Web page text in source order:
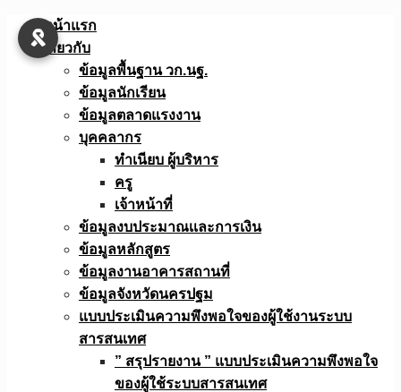
Skip
หน้าแรก
เกี่ยวกับ
ข้อมูลพื้นฐาน วก.นฐ.
ข้อมูลนักเรียน
ข้อมูลตลาดแรงงาน
บุคคลากร
ทำเนียบ ผู้บริหาร
ครู
เจ้าหน้าที่
ข้อมูลงบประมาณเเละการเงิน
ข้อมูลหลักสูตร
ข้อมูลงานอาคารสถานที่
ข้อมูลจังหวัดนครปฐม
แบบประเมินความพึงพอใจของผู้ใช้งานระบบ
สารสนเทศ
” สรุปรายงาน ” แบบประเมินความพึงพอใจ
ของผู้ใช้ระบบสารสนเทศ